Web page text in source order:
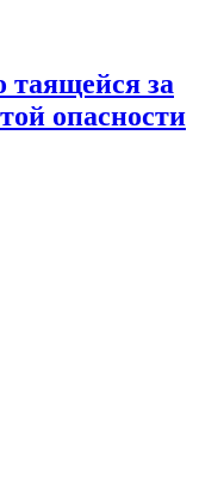
таящейся за
опасности